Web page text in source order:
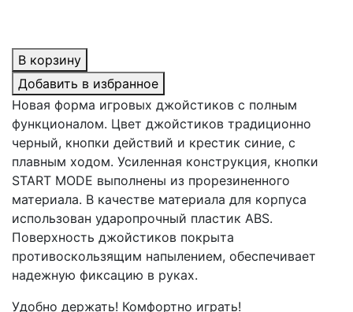
В корзину
Добавить в избранное
Новая форма игровых джойстиков c полным
функционалом. Цвет джойстиков традиционно
черный, кнопки действий и крестик синие, с
плавным ходом. Усиленная конструкция, кнопки
START MODE выполнены из прорезиненного
материала. В качестве материала для корпуса
использован ударопрочный пластик ABS.
Поверхность джойстиков покрыта
противоскользящим напылением, обеспечивает
надежную фиксацию в руках.
Удобно держать! Комфортно играть!